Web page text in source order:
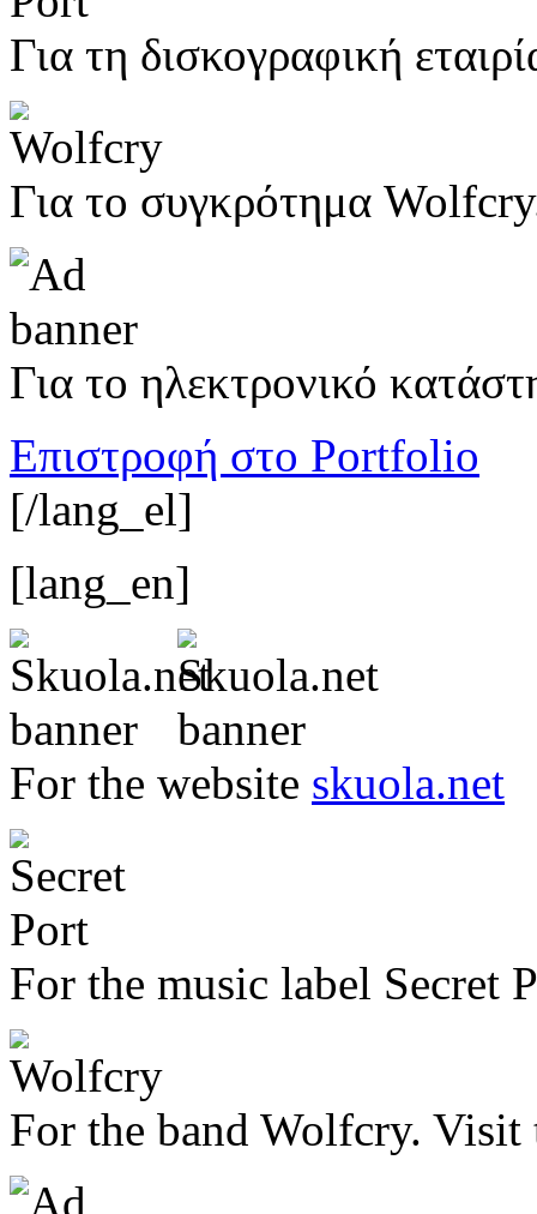
Για τη δισκογραφική
Για το συγκρότημα
Για το ηλεκτρονικό
Επιστροφή στο Portfolio
[/lang_el]
[lang_en]
For the website skuola.net
For the music label Secret
For the band Wolfcry.